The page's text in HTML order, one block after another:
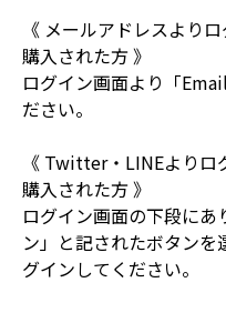
《 メールアドレスより
購入された方 》
ログイン画面より「
ださい。
《 Twitter・LINEより
購入された方 》
ログイン画面の下段にあ
ン」と記されたボタン
グインしてください。